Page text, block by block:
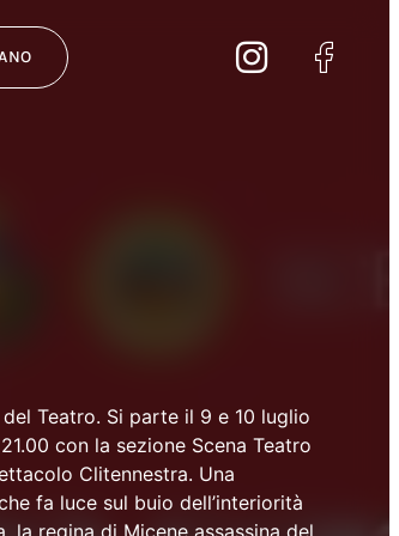
Teatro. Si parte il 9 e 10 luglio
con la sezione Scena Teatro
Clitennestra. Una
fa luce sul buio dell’interiorità
la regina di Micene assassina del